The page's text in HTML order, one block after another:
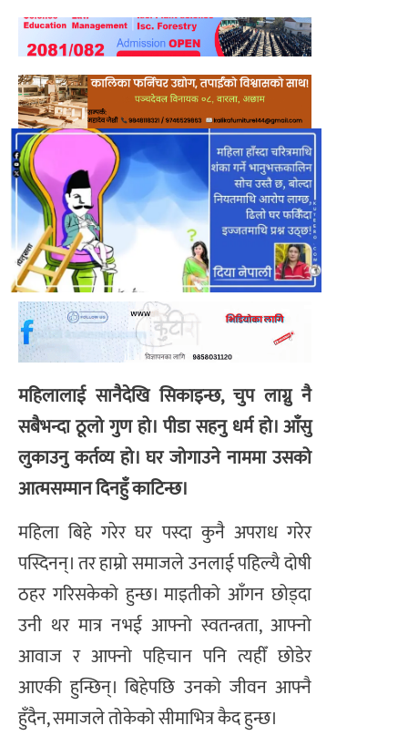
महिलालाई सानैदेखि सिकाइन्छ, चुप लाग्नु नै
सबैभन्दा ठूलो गुण हो। पीडा सहनु धर्म हो। आँसु
लुकाउनु कर्तव्य हो। घर जोगाउने नाममा उसको
आत्मसम्मान दिनहुँ काटिन्छ।
महिला बिहे गरेर घर पस्दा कुनै अपराध गरेर
पस्दिनन्। तर हाम्रो समाजले उनलाई पहिल्यै दोषी
ठहर गरिसकेको हुन्छ। माइतीको आँगन छोड्दा
उनी थर मात्र नभई आफ्नो स्वतन्त्रता, आफ्नो
आवाज र आफ्नो पहिचान पनि त्यहीँ छोडेर
आएकी हुन्छिन्। बिहेपछि उनको जीवन आफ्नै
हुँदैन, समाजले तोकेको सीमाभित्र कैद हुन्छ।